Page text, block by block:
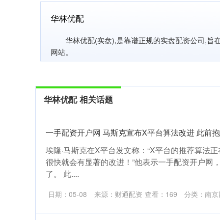
华林优配
华林优配(实盘),是靠谱正规的实盘配资公司,旨
网站。
华林优配 相关话题
一手配资开户网 马斯克宣布X平台算法改进 此前
埃隆·马斯克在X平台发文称：“X平台的推荐算法
很快就会有显著的改进！”他表示一手配资开户网
了。 此....
日期：05-08 来源：财通配资 查看： 169 分类： 南